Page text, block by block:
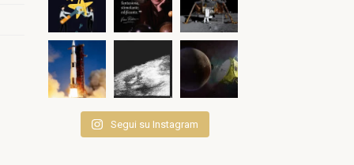
Segui su Instagram